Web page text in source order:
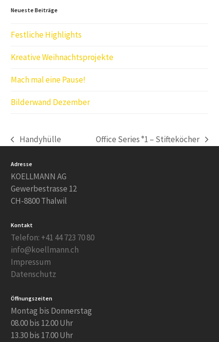
Neueste Beiträge
Festliche Highlights
Kreative Weihnachtsprojekte
Mach mal eine Pause!
Bilderwand Dezember
vorheriger
Handyhülle
Nächster
Office Series °1 – Stifteköcher
Adresse
KOELLMANN AG
Gewerbestrasse 12
CH-8800 Thalwil
Kontakt
Telefon: +41 44 723 70 80
info@koellmann.ch
Impressum
Datenschutz
Öffnungszeiten
Montag bis Donnerstag
08.00 bis 12.00 Uhr
13.30 bis 17.00 Uhr